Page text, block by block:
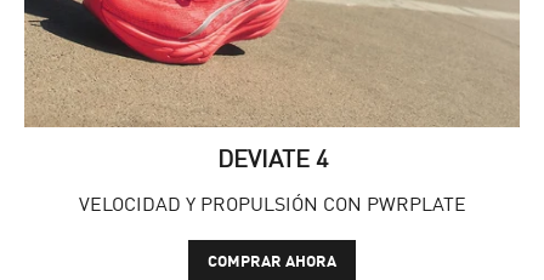
DEVIATE 4
VELOCIDAD Y PROPULSIÓN CON PWRPLATE
COMPRAR AHORA